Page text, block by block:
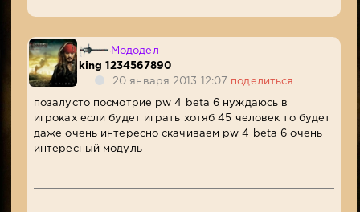
Мододел
king 1234567890
20 января 2013 12:07 поделиться
позалусто посмотрие pw 4 beta 6 нуждаюсь в
игроках если будет играть хотяб 45 человек то будет
даже очень интересно скачиваем pw 4 beta 6 очень
интересный модуль